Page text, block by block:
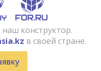
конструктор.
в своей стране.